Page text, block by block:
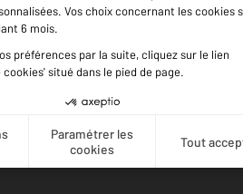
Votre agence est notée
Achat
Location